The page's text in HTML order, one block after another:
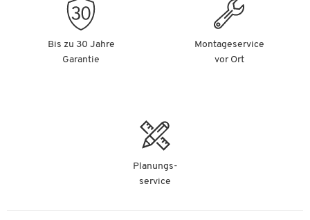
Bis zu 30 Jahre
Garantie
Montageservice
vor Ort
Planungs-
service